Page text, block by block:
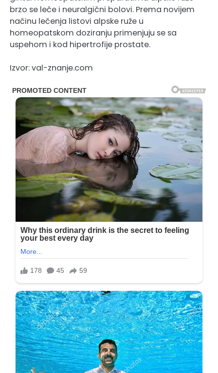
brzo se leče i neuralgični bolovi. Prema novijem
načinu lečenja listovi alpske ruže u
homeopatskom doziranju primenjuju se sa
uspehom i kod hipertrofije prostate.
Izvor: val-znanje.com